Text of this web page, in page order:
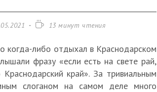
Время13 минут чтения
когда-либо отдыхал в Краснодарском
фразу «если есть на свете рай,
край». За тривиальным
слоганом на самом деле много